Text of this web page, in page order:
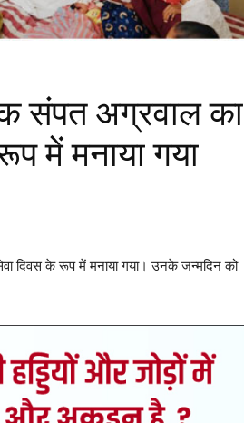
संपत अग्रवाल का
में मनाया गया
दिवस के रूप में मनाया गया। उनके जन्मदिन को